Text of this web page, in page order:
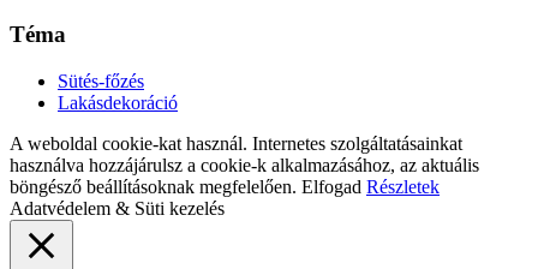
Téma
Sütés-főzés
Lakásdekoráció
A weboldal cookie-kat használ. Internetes szolgáltatásainkat
használva hozzájárulsz a cookie-k alkalmazásához, az aktuális
böngésző beállításoknak megfelelően. Elfogad Részletek
Adatvédelem & Süti kezelés